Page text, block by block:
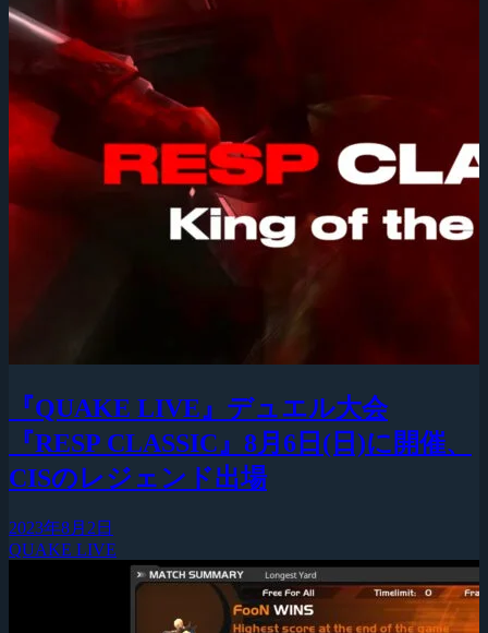
『QUAKE LIVE』デュエル大会
『RESP CLASSIC』8月6日(日)に開催、
CISのレジェンド出場
2023年8月2日
QUAKE LIVE